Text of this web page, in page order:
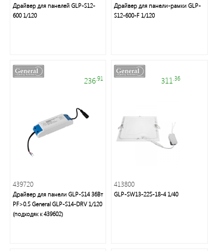
банные
и
Дверные
звонки
лента/
неон
и
аксессуары
Светильники
Downlight
Драйвер для панелей GLP-S12-
600 1/120
Драйвер для панели-рамки GLP-
S12-600-F 1/120
236.91
439720
Драйвер для панели GLP-S14 36Вт
PF>0.5 General GLP-S14-DRV 1/120
(подходяк к 439602)
311 .36
413800
GLP-SW13-225-18-4 1/40